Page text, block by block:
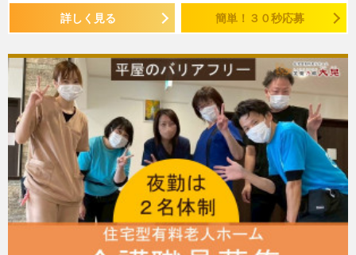
詳しく見る 簡単！３０秒応募